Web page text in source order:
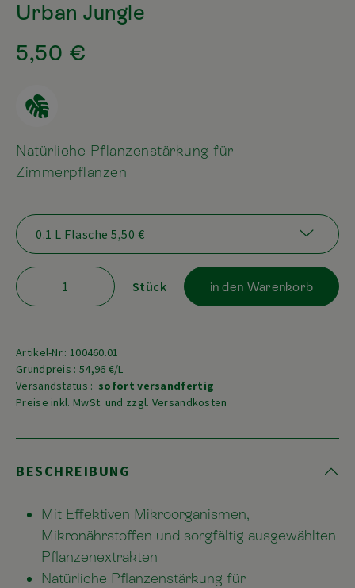
Urban Jungle
Natürliche Pflanzenstärkung für
Zimmerpflanzen
5,50 €
Stück in den Warenkorb
Artikel-Nr.: 100460.01
Grundpreis : 54,96 €/L
Versandstatus : sofort versandfertig
Preise inkl. MwSt. und zzgl. Versandkosten
BESCHREIBUNG
Mit Effektiven Mikroorganismen,
Mikronährstoffen und sorgfältig ausgewählten
Pflanzenextrakten
Natürliche Pflanzenstärkung für